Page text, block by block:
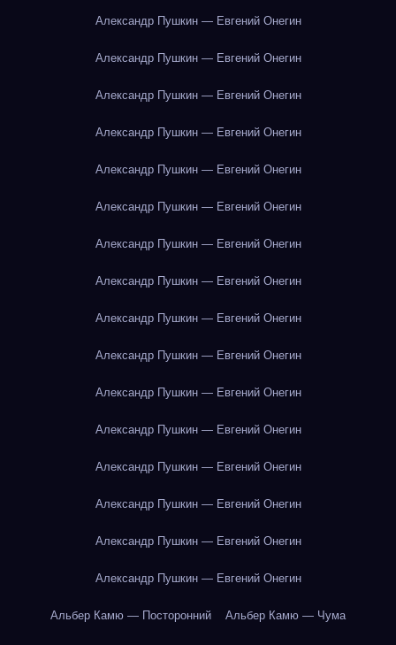
Александр Пушкин — Евгений Онегин
Александр Пушкин — Евгений Онегин
Александр Пушкин — Евгений Онегин
Александр Пушкин — Евгений Онегин
Александр Пушкин — Евгений Онегин
Александр Пушкин — Евгений Онегин
Александр Пушкин — Евгений Онегин
Александр Пушкин — Евгений Онегин
Александр Пушкин — Евгений Онегин
Александр Пушкин — Евгений Онегин
Александр Пушкин — Евгений Онегин
Александр Пушкин — Евгений Онегин
Александр Пушкин — Евгений Онегин
Александр Пушкин — Евгений Онегин
Александр Пушкин — Евгений Онегин
Александр Пушкин — Евгений Онегин
Альбер Камю — Посторонний Альбер Камю — Чума